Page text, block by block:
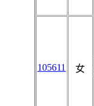
105611 女